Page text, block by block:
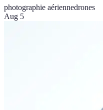
photographie aériennedrones
Aug 5